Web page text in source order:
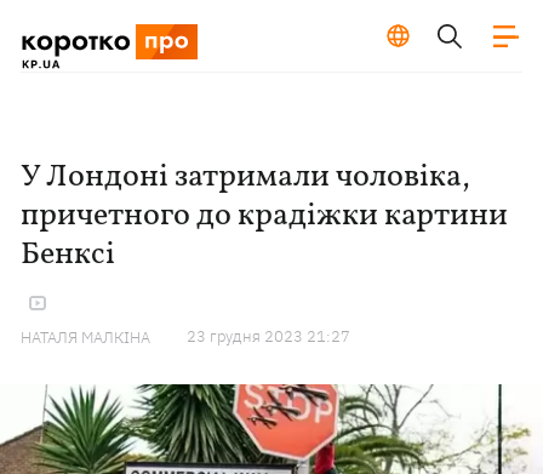
У Лондоні затримали чоловіка,
причетного до крадіжки картини
Бенксі
НАТАЛЯ МАЛКІНА 23 грудня 2023 21:27